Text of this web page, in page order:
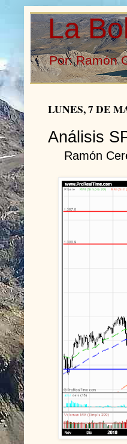
La
Por: Ramón
LUNES, 7 DE
Análisis
Ramón